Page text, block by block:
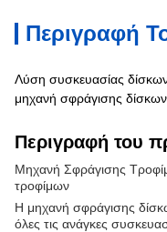
Περιγραφή
Λύση συσκευασίας
μηχανή σφράγισης
Περιγραφή του
Μηχανή Σφράγισης
τροφίμων
Η μηχανή σφράγισης
όλες τις ανάγκες